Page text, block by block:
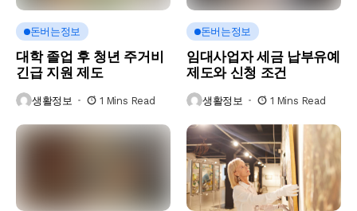
돈버는정보
대학 졸업 후 청년 주거비
긴급 지원 제도
생활정보 1 Mins Read
돈버는정보
임대사업자 세금 납부유예
제도와 신청 조건
생활정보 1 Mins Read